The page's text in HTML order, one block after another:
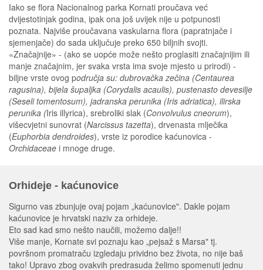
Iako se flora Nacionalnog parka Kornati proučava već
dvijestotinjak godina, ipak ona još uvijek nije u potpunosti
poznata. Najviše proučavana vaskularna flora (papratnjače i
sjemenjače) do sada uključuje preko 650 biljnih svojti.
«Značajnije» - (ako se uopće može nešto proglasiti značajnijim ili
manje značajnim, jer svaka vrsta ima svoje mjesto u prirodi) -
biljne vrste ovog područja su: dubrovačka zečina (Centaurea
ragusina), bijela šupaljka (Corydalis acaulis), pustenasto devesilje
(Seseli tomentosum), jadranska perunika (Iris adriatica), ilirska
perunika (Iris illyrica), srebroliki slak (Convolvulus cneorum),
višecvjetni sunovrat (Narcissus tazetta), drvenasta mlječika
(Euphorbia dendroides), vrste iz porodice kaćunovica -
Orchidaceae i mnoge druge.
Orhideje - kaćunovice
Sigurno vas zbunjuje ovaj pojam „kaćunovice". Dakle pojam
kaćunovice je hrvatski naziv za orhideje.
Eto sad kad smo nešto naučili, možemo dalje!!
Više manje, Kornate svi poznaju kao „pejsaž s Marsa" tj.
površnom promatraču izgledaju prividno bez života, no nije baš
tako! Upravo zbog ovakvih predrasuda želimo spomenuti jednu